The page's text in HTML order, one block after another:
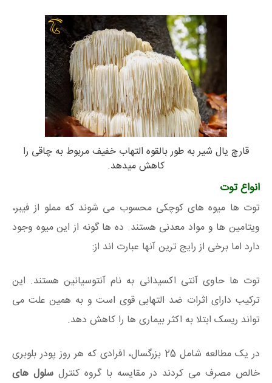
قارچ یال شیر به طور بالقوه التهاب خفیف مربوط به چاقی را
کاهش میدهد.
انواع توت
توت ها میوه های کوچکی محسوب می شوند که مملو از فیبر،
ویتامین ها و مواد معدنی هستند. ده ها گونه از این میوه وجود
دارد اما برخی از رایج ترین آنها عبارت اند از:
توت ها حاوی آنتی اکسیدانی به نام آنتوسیانین هستند. این
ترکیب دارای اثرات ضد التهابی قوی است و به همین علت می
تواند ریسک ابتلا به اکثر بیماری ها را کاهش دهد.
در یک مطالعه شامل 25 بزرگسال، افرادی که هر روز پودر بلوبری
خالص مصرف می کردند در مقایسه با گروه کنترلسلول های